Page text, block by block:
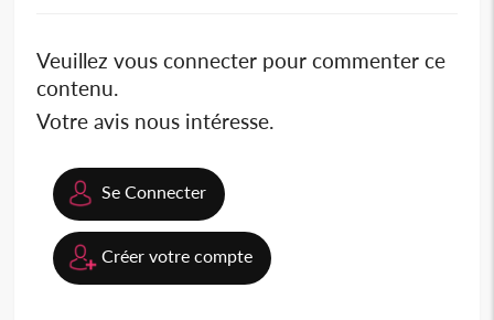
Veuillez vous connecter pour commenter ce
contenu.
Votre avis nous intéresse.
Se Connecter
Créer votre compte